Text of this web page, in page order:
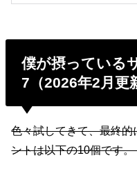
僕が摂っている
7（2026年2月更
色々試してきて、最終
ントは以下の10個です